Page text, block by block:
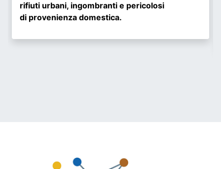
rifiuti urbani, ingombranti e pericolosi
di provenienza domestica.